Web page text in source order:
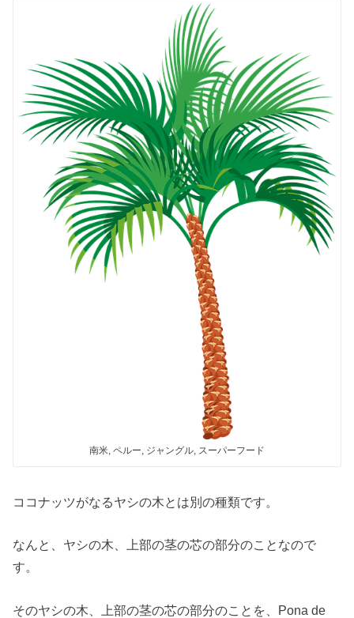
南米, ペルー, ジャングル, スーパーフード
ココナッツがなるヤシの木とは別の種類です。
なんと、ヤシの木、上部の茎の芯の部分のことなので
す。
そのヤシの木、上部の茎の芯の部分のことを、Pona de